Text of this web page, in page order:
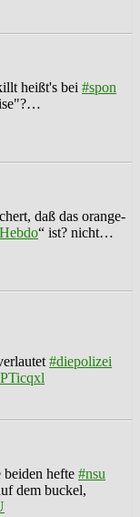
heißt's bei #spon
daß das orange-
“ ist? nicht…
#diepolizei
beiden hefte #nsu
dem buckel,